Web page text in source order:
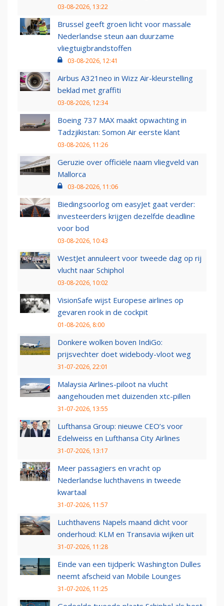
03-08-2026, 13:22
Brussel geeft groen licht voor massale
Nederlandse steun aan duurzame
vliegtuigbrandstoffen
03-08-2026, 12:41
Airbus A321neo in Wizz Air-kleurstelling
beklad met graffiti
03-08-2026, 12:34
Boeing 737 MAX maakt opwachting in
Tadzjikistan: Somon Air eerste klant
03-08-2026, 11:26
Geruzie over officiële naam vliegveld van
Mallorca
03-08-2026, 11:06
Biedingsoorlog om easyJet gaat verder:
investeerders krijgen dezelfde deadline
voor bod
03-08-2026, 10:43
WestJet annuleert voor tweede dag op rij
vlucht naar Schiphol
03-08-2026, 10:02
VisionSafe wijst Europese airlines op
gevaren rook in de cockpit
01-08-2026, 8:00
Donkere wolken boven IndiGo:
prijsvechter doet widebody-vloot weg
31-07-2026, 22:01
Malaysia Airlines-piloot na vlucht
aangehouden met duizenden xtc-pillen
31-07-2026, 13:55
Lufthansa Group: nieuwe CEO’s voor
Edelweiss en Lufthansa City Airlines
31-07-2026, 13:17
Meer passagiers en vracht op
Nederlandse luchthavens in tweede
kwartaal
31-07-2026, 11:57
Luchthavens Napels maand dicht voor
onderhoud: KLM en Transavia wijken uit
31-07-2026, 11:28
Einde van een tijdperk: Washington Dulles
neemt afscheid van Mobile Lounges
31-07-2026, 11:25